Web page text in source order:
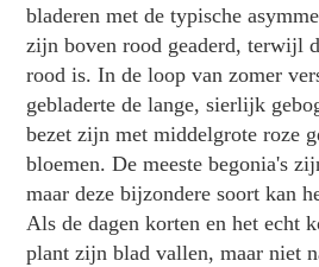
bladeren met de typische
zijn boven rood geaderd, terwijl
rood is. In de loop van zomer
gebladerte de lange, sierlijk
bezet zijn met middelgrote roze
bloemen. De meeste begonia's
maar deze bijzondere soort kan
Als de dagen korten en het echt
plant zijn blad vallen, maar niet